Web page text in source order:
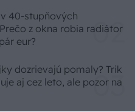
40-stupňových
z okna robia radiátor
eur?
dozrievajú pomaly? Trik
aj cez leto, ale pozor na